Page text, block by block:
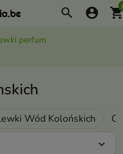
search account_circle
perfum
Wód Kolońskich
expand_more